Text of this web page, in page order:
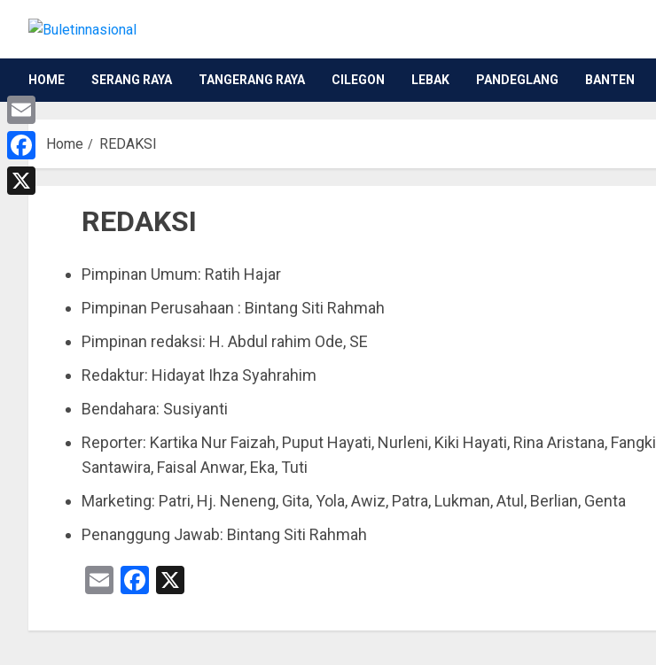
HOME SERANG RAYA TANGERANG RAYA CILEGON LEBAK PANDEGLANG BANTEN
Home REDAKSI
REDAKSI
Pimpinan Umum: Ratih Hajar
Pimpinan Perusahaan : Bintang Siti Rahmah
Pimpinan redaksi: H. Abdul rahim Ode, SE
Redaktur: Hidayat Ihza Syahrahim
Bendahara: Susiyanti
Reporter: Kartika Nur Faizah, Puput Hayati, Nurleni, Kiki Hayati, Rina Aristana, Fangki
Santawira, Faisal Anwar, Eka, Tuti
Marketing: Patri, Hj. Neneng, Gita, Yola, Awiz, Patra, Lukman, Atul, Berlian, Genta
Penanggung Jawab: Bintang Siti Rahmah
EmailFacebook
Email
Facebook